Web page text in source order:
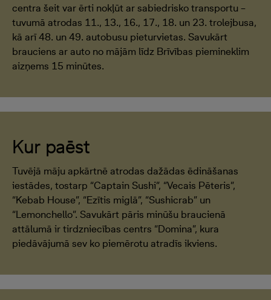
centra šeit var ērti nokļūt ar sabiedrisko transportu –
tuvumā atrodas 11., 13., 16., 17., 18. un 23. trolejbusa,
kā arī 48. un 49. autobusu pieturvietas. Savukārt
brauciens ar auto no mājām līdz Brīvības piemineklim
aizņems 15 minūtes.
Kur paēst
Tuvējā māju apkārtnē atrodas dažādas ēdināšanas
iestādes, tostarp “Captain Sushi”, “Vecais Pēteris”,
“Kebab House”, “Ezītis miglā”, “Sushicrab” un
“Lemonchello”. Savukārt pāris minūšu braucienā
attālumā ir tirdzniecības centrs “Domina”, kura
piedāvājumā sev ko piemērotu atradīs ikviens.